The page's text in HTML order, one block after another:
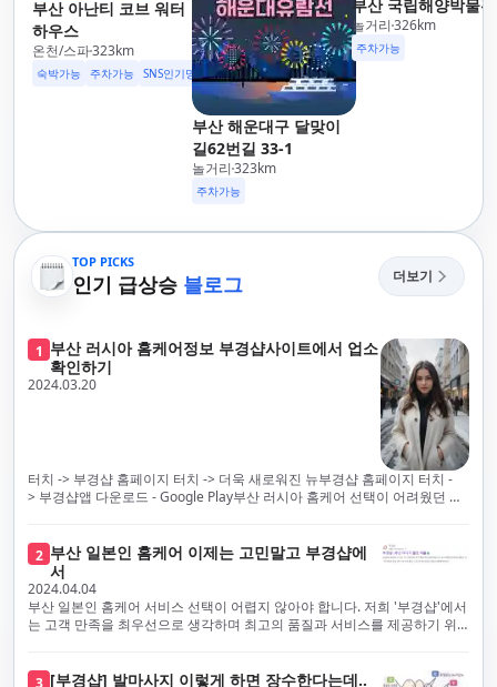
부산 아난티 코브 워터
하우스
온천/스파323km
숙박가능 주차가능 SNS인기명소
부산 해운대구 달맞이
길62번길 33-1
놀거리 323km
주차가능
부산 국립해양박물관
놀거리 326km
주차가능
TOP PICKS
인기 급상승 블로그 더보기
1 부산 러시아 홈케어정보 부경샵사이트에서 업소
확인하기
2024.03.20
터치 -> 부경샵 홈페이지 터치 -> 더욱 새로워진 뉴부경샵 홈페이지 터치 -
> 부경샵앱 다운로드 - Google Play부산 러시아 홈케어 선택이 어려웠던 시
스의 모든 과정을 후불제로 운영합니다. 이는 고객님의 최대 편의를 보장하
기 위한 부경샵의 약속입니다.부경샵은 현장에서 바로 고객님께 서비스를
제공하는 깨끗하고 전문적으로 훈련된 관리사들을 다수 보유하고 있음을 자
랑스럽게 생각합니다. 이는 프리미엄 부산 러시아 홈케어 경험을 제공하기
위한 부경샵의 노력의 일환입니다.현 시대의 불확실성 속에서, 안전은 부경
하고 개인의 건강 상태를 지속적으로 모니터링합니다.예약금을 요구하는 업
2 부산 일본인 홈케어 이제는 고민말고 부경샵에
서
2024.04.04
부산 일본인 홈케어 서비스 선택이 어렵지 않아야 합니다. 저희 '부경샵'에서
는 고객 만족을 최우선으로 생각하며 최고의 품질과 서비스를 제공하기 위
프리미엄 부산 일본인 홈케어 경험을 제공하고자 현장에서 직접 깨끗하고
3 [부경샵] 발마사지 이렇게 하면 장수한다는데..